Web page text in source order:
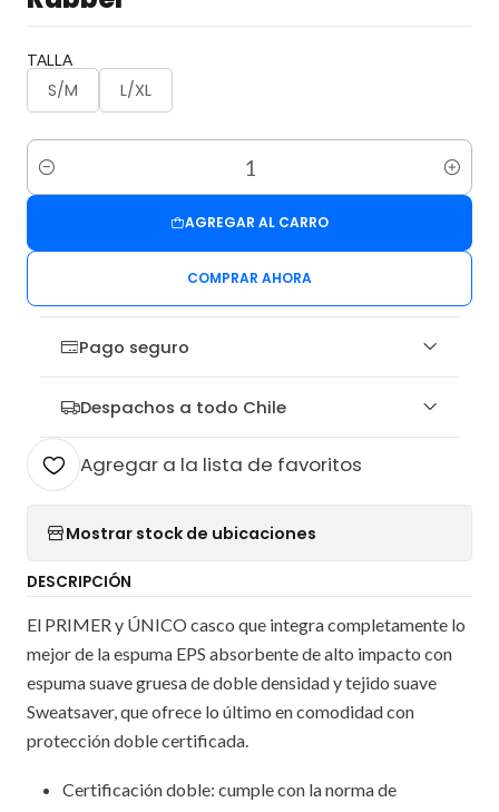
TALLA
S/M L/XL
Cantidad
AGREGAR AL CARRO
COMPRAR AHORA
Pago seguro
Despachos a todo Chile
Agregar a la lista de favoritos
Mostrar stock de ubicaciones
DESCRIPCIÓN
El PRIMER y ÚNICO casco que integra completamente lo
mejor de la espuma EPS absorbente de alto impacto con
espuma suave gruesa de doble densidad y tejido suave
Sweatsaver, que ofrece lo último en comodidad con
protección doble certificada.
Certificación doble: cumple con la norma de